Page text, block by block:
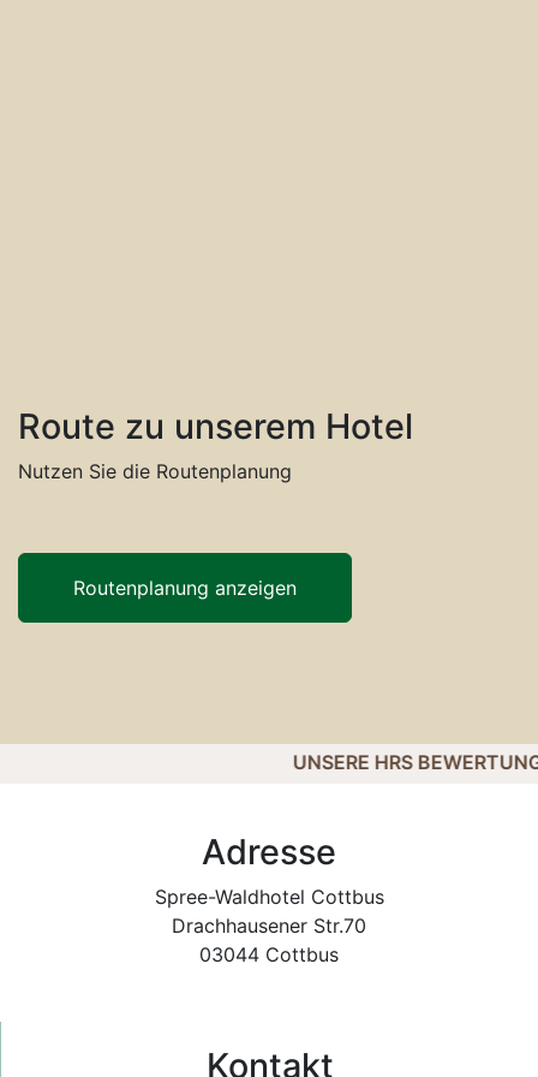
Route zu unserem Hotel
Nutzen Sie die Routenplanung
Routenplanung anzeigen
UNSERE HRS BEWERTUNG:
Adresse
Spree-Waldhotel Cottbus
Drachhausener Str.70
03044 Cottbus
Kontakt